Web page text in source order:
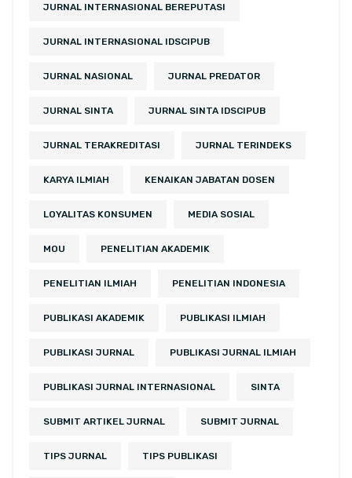
JURNAL INTERNASIONAL BEREPUTASI
JURNAL INTERNASIONAL IDSCIPUB
JURNAL NASIONAL JURNAL PREDATOR
JURNAL SINTA JURNAL SINTA IDSCIPUB
JURNAL TERAKREDITASI JURNAL TERINDEKS
KARYA ILMIAH KENAIKAN JABATAN DOSEN
LOYALITAS KONSUMEN MEDIA SOSIAL
MOU PENELITIAN AKADEMIK
PENELITIAN ILMIAH PENELITIAN INDONESIA
PUBLIKASI AKADEMIK PUBLIKASI ILMIAH
PUBLIKASI JURNAL PUBLIKASI JURNAL ILMIAH
PUBLIKASI JURNAL INTERNASIONAL SINTA
SUBMIT ARTIKEL JURNAL SUBMIT JURNAL
TIPS JURNAL TIPS PUBLIKASI